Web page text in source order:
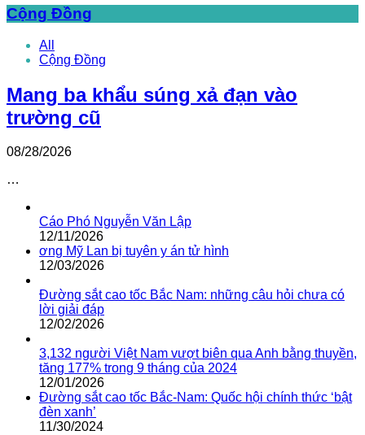
Cộng Đồng
All
Cộng Đồng
Mang ba khẩu súng xả đạn vào
trường cũ
08/28/2026
…
Cáo Phó Nguyễn Văn Lập
12/11/2026
ơng Mỹ Lan bị tuyên y án tử hình
12/03/2026
Đường sắt cao tốc Bắc Nam: những câu hỏi chưa có
lời giải đáp
12/02/2026
3,132 người Việt Nam vượt biên qua Anh bằng thuyền,
tăng 177% trong 9 tháng của 2024
12/01/2026
Đường sắt cao tốc Bắc-Nam: Quốc hội chính thức ‘bật
đèn xanh’
11/30/2024